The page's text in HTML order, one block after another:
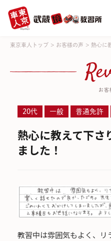
東京車人トップ > お客様の声 > 熱心に
お客
20代 一般 普通免許
熱心に教えて下さ
ました！
教習中は雰囲気もよく、